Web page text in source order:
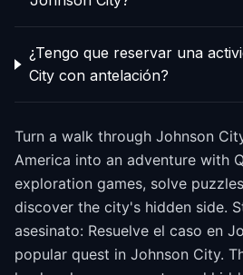
¿Tengo que reservar una
City con antelación?
Turn a walk through Johnson
America into an adventure with
exploration games, solve
discover the city's hidden side.
asesinato: Resuelve el caso en
popular quest in Johnson City.